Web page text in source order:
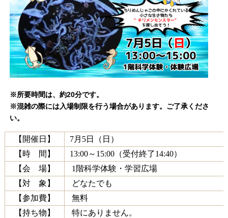
※所要時間は、約20分です。
※混雑の際には入場制限を行う場合があります。ご了承くださ
い。
【開催日】
7月5日（日）
【時 間】
13:00～15:00（受付終了14:40）
【会 場】
1階科学体験・学習広場
【対 象】
どなたでも
【参加費】
無料
【持ち物】
特にありません。